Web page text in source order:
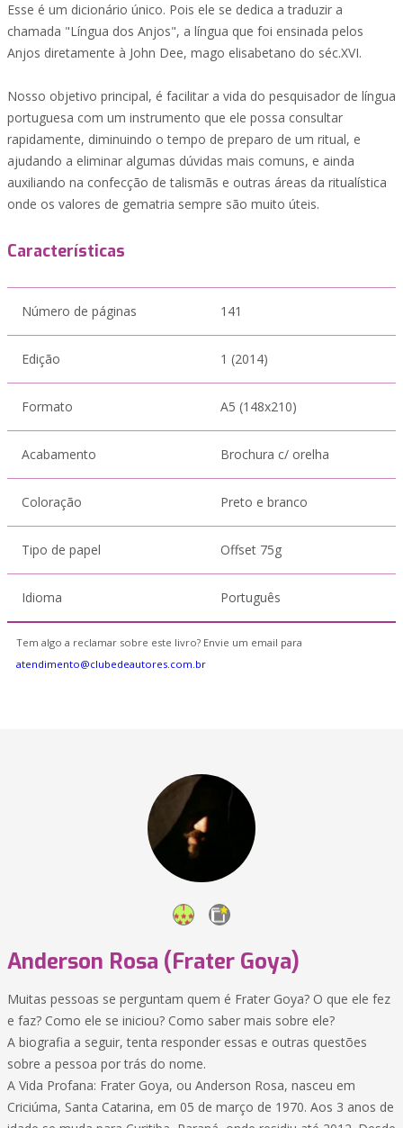
Esse é um dicionário único. Pois ele se dedica a traduzir a
chamada "Língua dos Anjos", a língua que foi ensinada pelos
Anjos diretamente à John Dee, mago elisabetano do séc.XVI.
Nosso objetivo principal, é facilitar a vida do pesquisador de língua
portuguesa com um instrumento que ele possa consultar
rapidamente, diminuindo o tempo de preparo de um ritual, e
ajudando a eliminar algumas dúvidas mais comuns, e ainda
auxiliando na confecção de talismãs e outras áreas da ritualística
onde os valores de gematria sempre são muito úteis.
Características
Número de páginas 141
Edição 1 (2014)
Formato A5 (148x210)
Acabamento Brochura c/ orelha
Coloração Preto e branco
Tipo de papel Offset 75g
Idioma Português
Tem algo a reclamar sobre este livro? Envie um email para
atendimento@clubedeautores.com.br
Anderson Rosa (Frater Goya)
Muitas pessoas se perguntam quem é Frater Goya? O que ele fez
e faz? Como ele se iniciou? Como saber mais sobre ele?
A biografia a seguir, tenta responder essas e outras questões
sobre a pessoa por trás do nome.
A Vida Profana: Frater Goya, ou Anderson Rosa, nasceu em
Criciúma, Santa Catarina, em 05 de março de 1970. Aos 3 anos de